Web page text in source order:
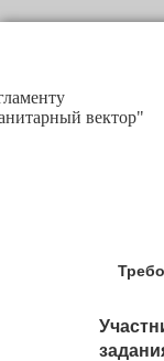
вектор"